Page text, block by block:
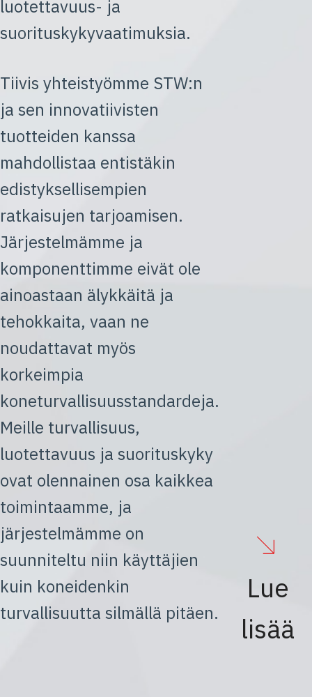
luotettavuus- ja
suorituskykyvaatimuksia.
Tiivis yhteistyömme STW:n
ja sen innovatiivisten
tuotteiden kanssa
mahdollistaa entistäkin
edistyksellisempien
ratkaisujen tarjoamisen.
Järjestelmämme ja
komponenttimme eivät ole
ainoastaan älykkäitä ja
tehokkaita, vaan ne
noudattavat myös
korkeimpia
koneturvallisuusstandardeja.
Meille turvallisuus,
luotettavuus ja suorituskyky
ovat olennainen osa kaikkea
toimintaamme, ja
järjestelmämme on
suunniteltu niin käyttäjien
kuin koneidenkin
turvallisuutta silmällä pitäen.
Lue
lisää